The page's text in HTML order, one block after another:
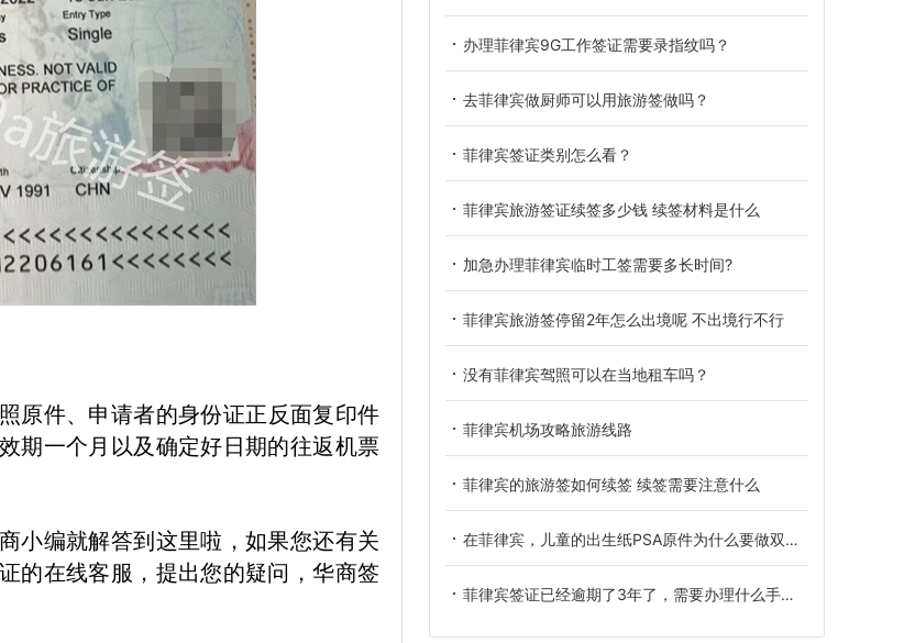
原件、申请者的身份证正反面复印件
期一个月以及确定好日期的往返机票
小编就解答到这里啦，如果您还有关
的在线客服，提出您的疑问，华商签
办理菲律宾9G工作签证需要录指纹吗？
去菲律宾做厨师可以用旅游签做吗？
菲律宾签证类别怎么看？
菲律宾旅游签证续签多少钱 续签材料是什么
加急办理菲律宾临时工签需要多长时间?
菲律宾旅游签停留2年怎么出境呢 不出境行不行
没有菲律宾驾照可以在当地租车吗？
菲律宾机场攻略旅游线路
菲律宾的旅游签如何续签 续签需要注意什么
在菲律宾，儿童的出生纸PSA原件为什么要做双认证
菲律宾签证已经逾期了3年了，需要办理什么手续出境？